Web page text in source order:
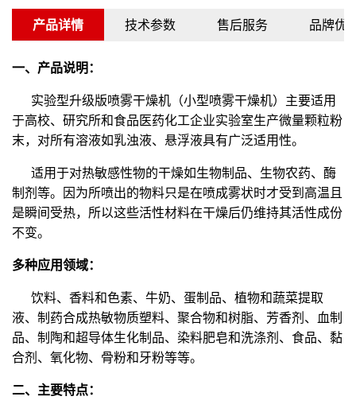
产品详情 技术参数 售后服务 品牌优
一、产品说明：
实验型升级版喷雾干燥机（小型喷雾干燥机）主要适用
于高校、研究所和食品医药化工企业实验室生产微量颗粒粉
末，对所有溶液如乳浊液、悬浮液具有广泛适用性。
适用于对热敏感性物的干燥如生物制品、生物农药、酶
制剂等。因为所喷出的物料只是在喷成雾状时才受到高温且
是瞬间受热，所以这些活性材料在干燥后仍维持其活性成份
不变。
多种应用领域：
饮料、香料和色素、牛奶、蛋制品、植物和蔬菜提取
液、制药合成热敏物质塑料、聚合物和树脂、芳香剂、血制
品、制陶和超导体生化制品、染料肥皂和洗涤剂、食品、黏
合剂、氧化物、骨粉和牙粉等等。
二、主要特点：